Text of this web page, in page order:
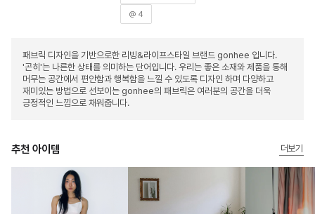
@ 4
패브릭 디자인을 기반으로한 리빙&라이프스타일 브랜드 gonhee 입니다.
'곤히'는 나른한 상태를 의미하는 단어입니다. 우리는 좋은 소재와 제품을 통해
머무는 공간에서 편안함과 행복함을 느낄 수 있도록 디자인 하며 다양하고
재미있는 방법으로 선보이는 gonhee의 패브릭은 여러분의 공간을 더욱
긍정적인 느낌으로 채워줍니다.
추천 아이템 더보기